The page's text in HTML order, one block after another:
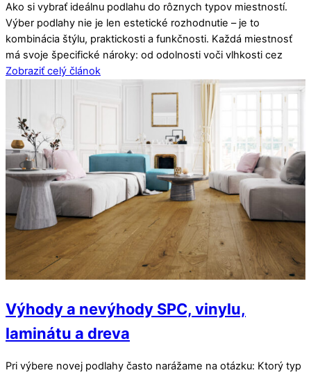
Ako si vybrať ideálnu podlahu do rôznych typov miestností.
Výber podlahy nie je len estetické rozhodnutie – je to
kombinácia štýlu, praktickosti a funkčnosti. Každá miestnosť
má svoje špecifické nároky: od odolnosti voči vlhkosti cez
Zobraziť celý článok
Výhody a nevýhody SPC, vinylu,
laminátu a dreva
Pri výbere novej podlahy často narážame na otázku: Ktorý typ